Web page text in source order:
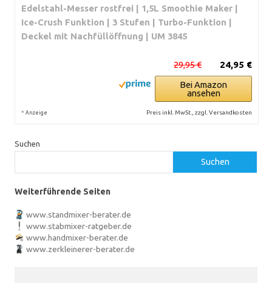
Edelstahl-Messer rostfrei | 1,5L Smoothie Maker |
Ice-Crush Funktion | 3 Stufen | Turbo-Funktion |
Deckel mit Nachfüllöffnung | UM 3845
24,95 €
29,95 €
Bei Amazon
ansehen
* Anzeige Preis inkl. MwSt., zzgl. Versandkosten
Suchen
Suchen
Weiterführende Seiten
www.standmixer-berater.de
www.stabmixer-ratgeber.de
www.handmixer-berater.de
www.zerkleinerer-berater.de